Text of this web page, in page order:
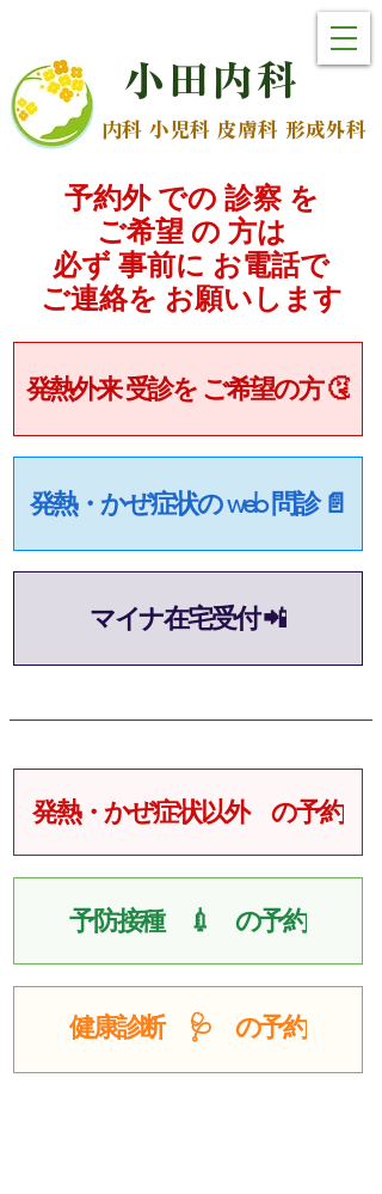
小 田 内科
内科 小児科 皮膚科 形成外科
予約外 での 診察 を
ご希望 の 方は
必ず 事前に お電話で
​ご連絡を お願いします
発熱外来 受診を ご希望の方 🤧
発熱・かぜ症状の web 問診 📄
マイナ在宅受付 📲
発熱・かぜ症状以外 の予約
予防接種 💉 の予約
健康診断 🩺 の予約